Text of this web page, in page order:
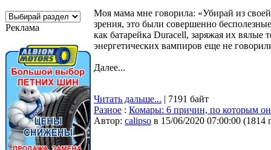
Реклама
Моя мама мне говорила: «Убирай из
зрения, это были совершенно
как батарейка Duracell, заряжая их
энергетических вампиров еще не
Далее...
Читать дальше... | 7191 байт
Разное : Комары: 6 причин, по которым
Автор: calipso в 15/06/2020 07:00:00 (1814